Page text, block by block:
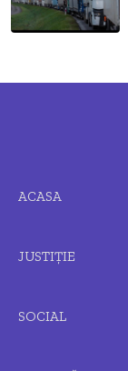
ACASA
JUSTIȚIE
SOCIAL